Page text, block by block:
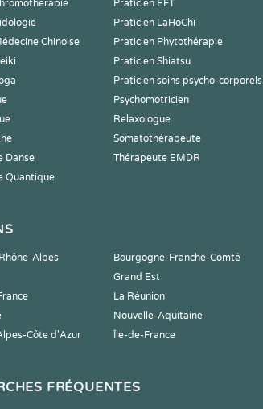
Praticien EFT
Praticien LaHoChi
Chinoise
Praticien Phytothérapie
Praticien Shiatsu
Praticien soins psycho-corporels
Psychomotricien
Relaxologue
Somatothérapeute
Danse
Thérapeute EMDR
Quantique
Alpes Bourgogne-Franche-Comté
Grand Est
La Réunion
Nouvelle-Aquitaine
Côte d'Azur
Île-de-France
FRÉQUENTES